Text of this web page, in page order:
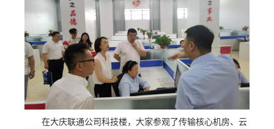
在大庆联通公司科技楼，大家参观了传输核心机房、云